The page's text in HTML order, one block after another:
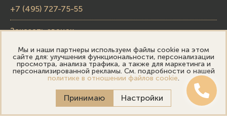
+7 (495) 727-75-55
Заказать звонок
skupka@emporiumgold.com
sale@emporiumgold.com
Режим работы:
Пн-Пт: 10:00–20:00
Мы и наши партнеры используем файлы cookie на этом
сайте для: улучшения функциональности, персонализации
просмотра, анализа трафика, а также для маркетинга и
персонализированной рекламы. См. подробности о нашей
политике в отношении файлов cookie.
Принимаю Настройки